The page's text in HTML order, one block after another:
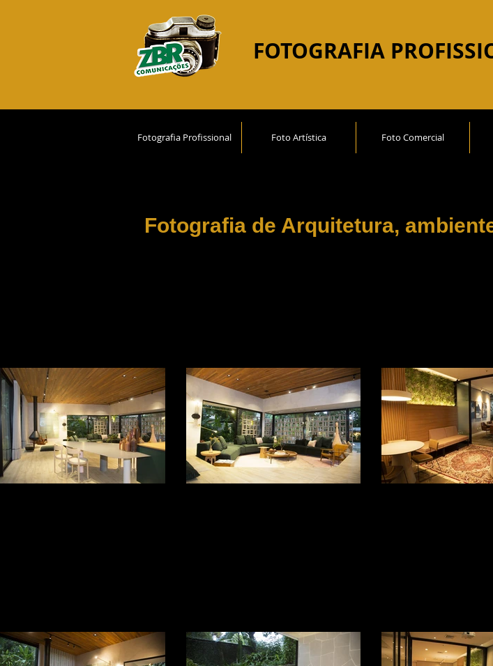
FOTOGRAFIA
Fotografia Profissional Foto Artística Foto Comercial
Fotografia de Arquitetura,